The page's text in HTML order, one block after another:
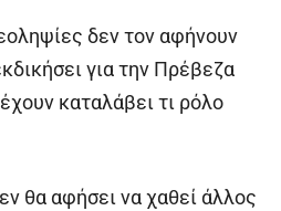
δεν τον αφήνουν
για την Πρέβεζα
καταλάβει τι ρόλο
θα αφήσει να χαθεί άλλος